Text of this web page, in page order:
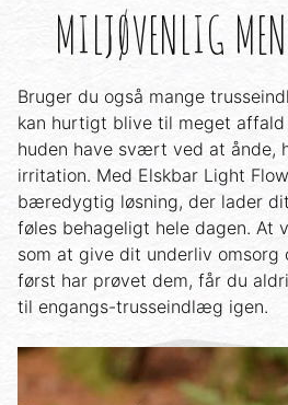
MILJØVENLIG
Bruger du også mange
kan hurtigt blive til meget affald
huden have svært ved at ånde,
irritation. Med Elskbar Light
bæredygtig løsning, der lader
føles behageligt hele dagen. At
som at give dit underliv omsorg
først har prøvet dem, får du
til engangs-trusseindlæg igen.